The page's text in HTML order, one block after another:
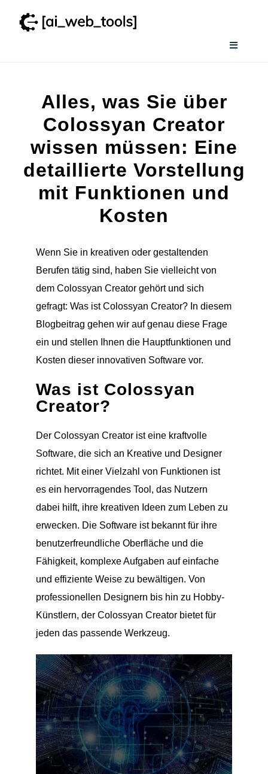
Inhalt
Toggle
Wissenswertes
Smart AI Tool Selector
Verzeichnis
Alles, was Sie über
Colossyan Creator
wissen müssen: Eine
detaillierte Vorstellung
mit Funktionen und
Kosten
Wenn Sie in kreativen oder gestaltenden
Berufen tätig sind, haben Sie vielleicht von
dem Colossyan Creator gehört und sich
gefragt: Was ist Colossyan Creator? In diesem
Blogbeitrag gehen wir auf genau diese Frage
ein und stellen Ihnen die Hauptfunktionen und
Kosten dieser innovativen Software vor.
Was ist Colossyan
Creator?
Der Colossyan Creator ist eine kraftvolle
Software, die sich an Kreative und Designer
richtet. Mit einer Vielzahl von Funktionen ist
es ein hervorragendes Tool, das Nutzern
dabei hilft, ihre kreativen Ideen zum Leben zu
erwecken. Die Software ist bekannt für ihre
benutzerfreundliche Oberfläche und die
Fähigkeit, komplexe Aufgaben auf einfache
und effiziente Weise zu bewältigen. Von
professionellen Designern bis hin zu Hobby-
Künstlern, der Colossyan Creator bietet für
jeden das passende Werkzeug.